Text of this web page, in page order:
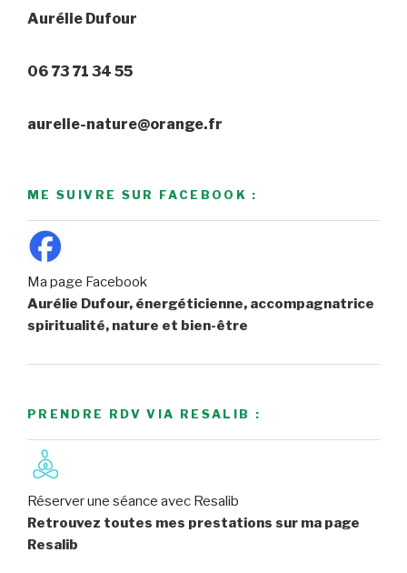
Aurélie Dufour
06 73 71 34 55
aurelie-nature@orange.fr
ME SUIVRE SUR FACEBOOK :
Ma page Facebook
Aurélie Dufour, énergéticienne, accompagnatrice
spiritualité, nature et bien-être
PRENDRE RDV VIA RESALIB :
Réserver une séance avec Resalib
Retrouvez toutes mes prestations sur ma page
Resalib